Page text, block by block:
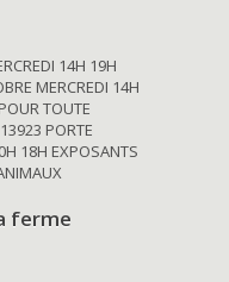
14H 19H
MERCREDI 14H
TOUTE
PORTE
18H EXPOSANTS
ferme